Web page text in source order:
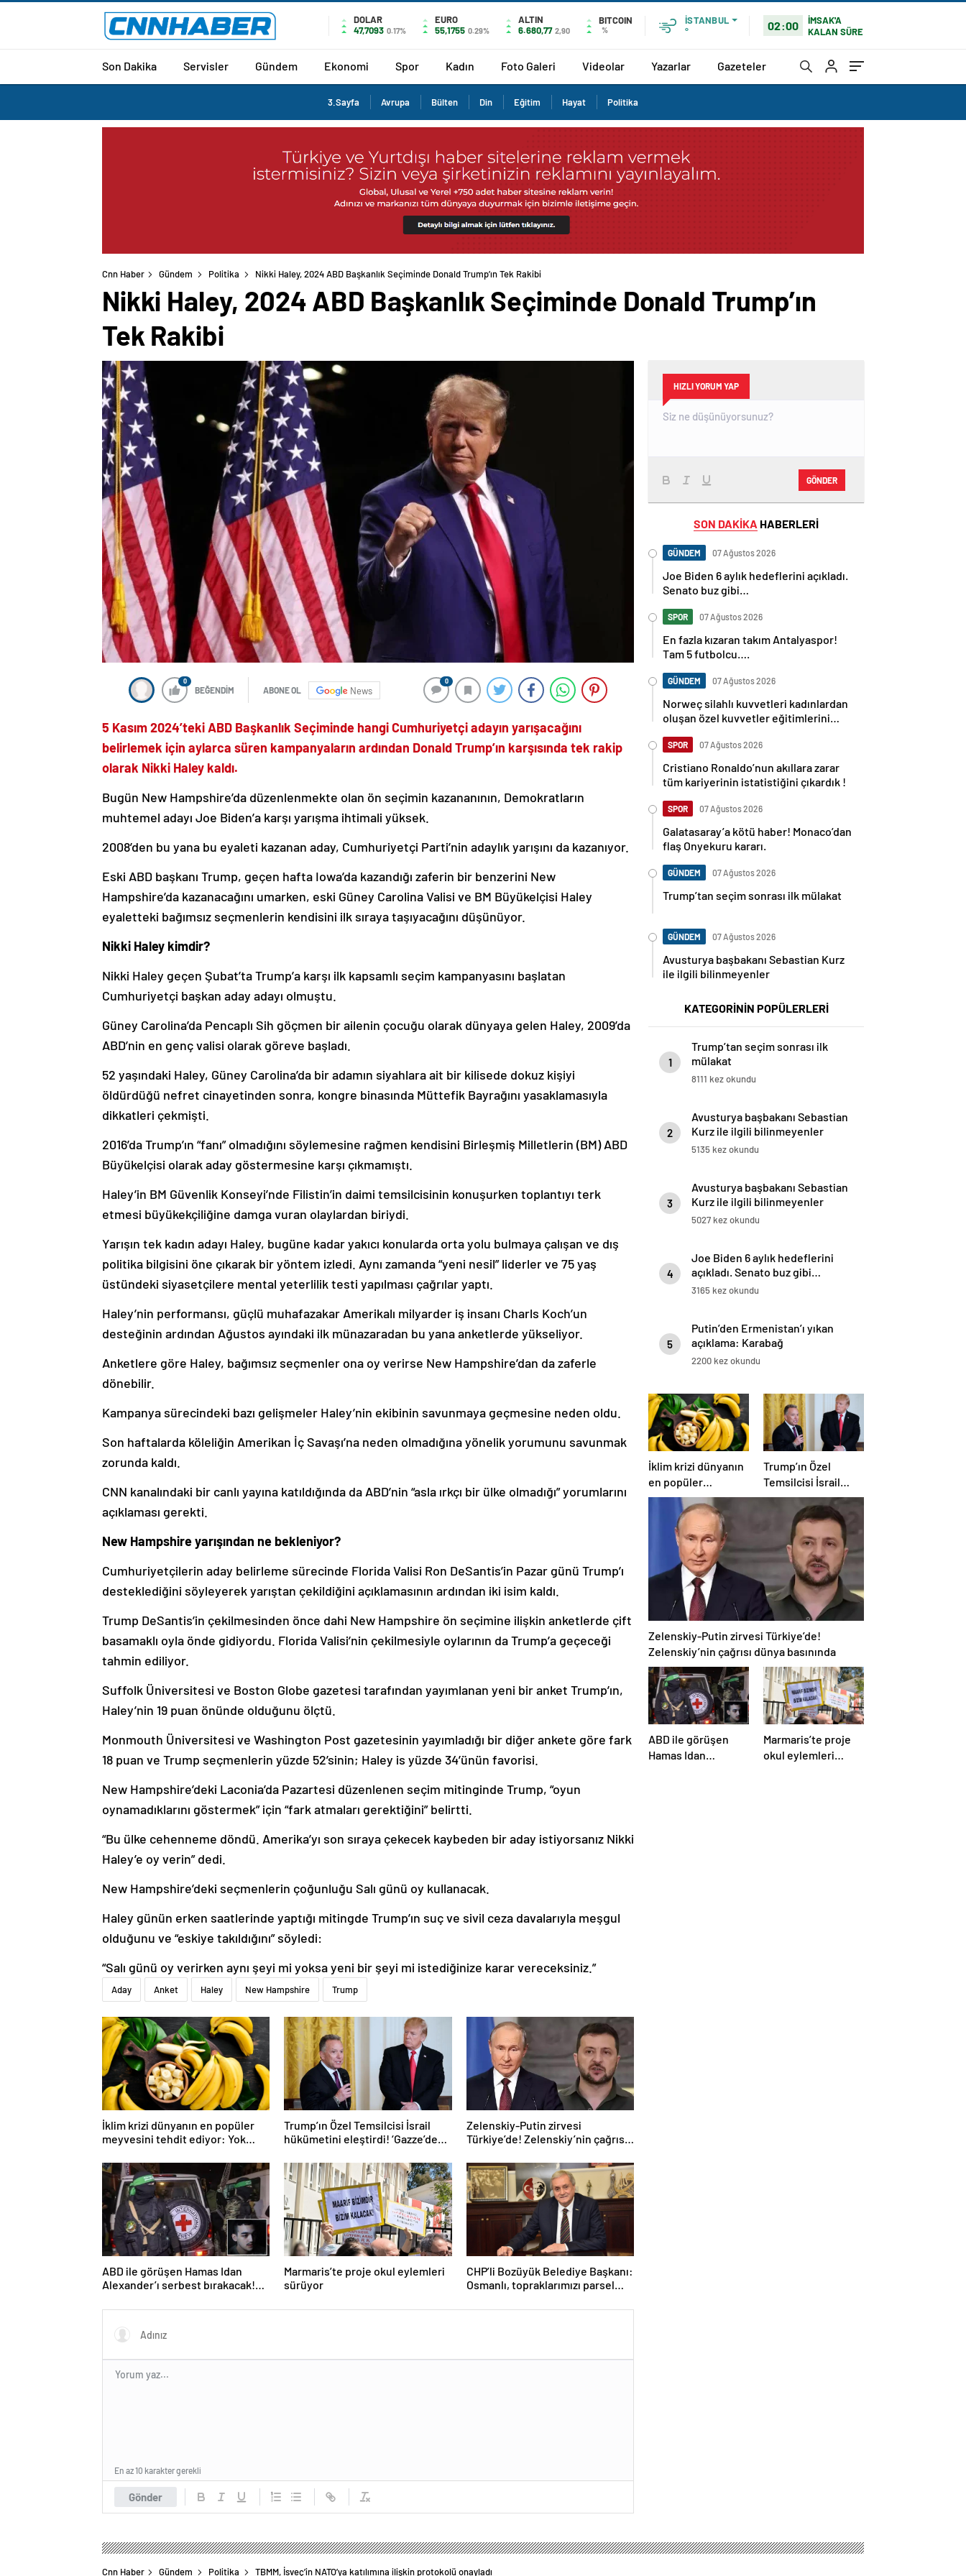
DOLAR
47,7093 0.17%
EURO
55,1755 0.29%
ALTIN
6.680,77 2,90
BITCOIN
%
İSTANBUL
°
02:00
İMSAK'A
KALAN SÜRE
Son Dakika Servisler Gündem Ekonomi Spor Kadın Foto Galeri Videolar Yazarlar Gazeteler
3.Sayfa Avrupa Bülten Din Eğitim Hayat Politika
Cnn Haber Gündem Politika Nikki Haley, 2024 ABD Başkanlık Seçiminde Donald Trump’ın Tek Rakibi
Nikki Haley, 2024 ABD Başkanlık Seçiminde Donald Trump’ın
Tek Rakibi
0
BEĞENDİM ABONE OL News
0
5 Kasım 2024’teki ABD Başkanlık Seçiminde hangi Cumhuriyetçi adayın yarışacağını
belirlemek için aylarca süren kampanyaların ardından Donald Trump’ın karşısında tek rakip
olarak Nikki Haley kaldı.
Bugün New Hampshire’da düzenlenmekte olan ön seçimin kazananının, Demokratların
muhtemel adayı Joe Biden’a karşı yarışma ihtimali yüksek.
2008’den bu yana bu eyaleti kazanan aday, Cumhuriyetçi Parti’nin adaylık yarışını da kazanıyor.
Eski ABD başkanı Trump, geçen hafta Iowa’da kazandığı zaferin bir benzerini New
Hampshire’da kazanacağını umarken, eski Güney Carolina Valisi ve BM Büyükelçisi Haley
eyaletteki bağımsız seçmenlerin kendisini ilk sıraya taşıyacağını düşünüyor.
Nikki Haley kimdir?
Nikki Haley geçen Şubat’ta Trump’a karşı ilk kapsamlı seçim kampanyasını başlatan
Cumhuriyetçi başkan aday adayı olmuştu.
Güney Carolina’da Pencaplı Sih göçmen bir ailenin çocuğu olarak dünyaya gelen Haley, 2009’da
ABD’nin en genç valisi olarak göreve başladı.
52 yaşındaki Haley, Güney Carolina’da bir adamın siyahlara ait bir kilisede dokuz kişiyi
öldürdüğü nefret cinayetinden sonra, kongre binasında Müttefik Bayrağını yasaklamasıyla
dikkatleri çekmişti.
2016’da Trump’ın “fanı” olmadığını söylemesine rağmen kendisini Birleşmiş Milletlerin (BM) ABD
Büyükelçisi olarak aday göstermesine karşı çıkmamıştı.
Haley’in BM Güvenlik Konseyi’nde Filistin’in daimi temsilcisinin konuşurken toplantıyı terk
etmesi büyükekçiliğine damga vuran olaylardan biriydi.
Yarışın tek kadın adayı Haley, bugüne kadar yakıcı konularda orta yolu bulmaya çalışan ve dış
politika bilgisini öne çıkarak bir yöntem izledi. Aynı zamanda “yeni nesil” liderler ve 75 yaş
üstündeki siyasetçilere mental yeterlilik testi yapılması çağrılar yaptı.
Haley’nin performansı, güçlü muhafazakar Amerikalı milyarder iş insanı Charls Koch’un
desteğinin ardından Ağustos ayındaki ilk münazaradan bu yana anketlerde yükseliyor.
Anketlere göre Haley, bağımsız seçmenler ona oy verirse New Hampshire’dan da zaferle
dönebilir.
Kampanya sürecindeki bazı gelişmeler Haley’nin ekibinin savunmaya geçmesine neden oldu.
Son haftalarda köleliğin Amerikan İç Savaşı’na neden olmadığına yönelik yorumunu savunmak
zorunda kaldı.
CNN kanalındaki bir canlı yayına katıldığında da ABD’nin “asla ırkçı bir ülke olmadığı” yorumlarını
açıklaması gerekti.
New Hampshire yarışından ne bekleniyor?
Cumhuriyetçilerin aday belirleme sürecinde Florida Valisi Ron DeSantis’in Pazar günü Trump’ı
desteklediğini söyleyerek yarıştan çekildiğini açıklamasının ardından iki isim kaldı.
Trump DeSantis’in çekilmesinden önce dahi New Hampshire ön seçimine ilişkin anketlerde çift
basamaklı oyla önde gidiyordu. Florida Valisi’nin çekilmesiyle oylarının da Trump’a geçeceği
tahmin ediliyor.
Suffolk Üniversitesi ve Boston Globe gazetesi tarafından yayımlanan yeni bir anket Trump’ın,
Haley’nin 19 puan önünde olduğunu ölçtü.
Monmouth Üniversitesi ve Washington Post gazetesinin yayımladığı bir diğer ankete göre fark
18 puan ve Trump seçmenlerin yüzde 52’sinin; Haley is yüzde 34’ünün favorisi.
New Hampshire’deki Laconia’da Pazartesi düzenlenen seçim mitinginde Trump, “oyun
oynamadıklarını göstermek” için “fark atmaları gerektiğini” belirtti.
“Bu ülke cehenneme döndü. Amerika’yı son sıraya çekecek kaybeden bir aday istiyorsanız Nikki
Haley’e oy verin” dedi.
New Hampshire’deki seçmenlerin çoğunluğu Salı günü oy kullanacak.
Haley günün erken saatlerinde yaptığı mitingde Trump’ın suç ve sivil ceza davalarıyla meşgul
olduğunu ve “eskiye takıldığını” söyledi:
“Salı günü oy verirken aynı şeyi mi yoksa yeni bir şeyi mi istediğinize karar vereceksiniz.”
Aday Anket Haley New Hampshire Trump
İklim krizi dünyanın en popüler
meyvesini tehdit ediyor: Yok
Trump’ın Özel Temsilcisi İsrail
hükümetini eleştirdi! ‘Gazze’deki
Zelenskiy-Putin zirvesi
Türkiye’de! Zelenskiy’nin çağrısı
ABD ile görüşen Hamas Idan
Alexander’ı serbest bırakacak!
Marmaris’te proje okul eylemleri
sürüyor
CHP’li Bozüyük Belediye Başkanı:
Osmanlı, topraklarımızı parsel
Gönder
En az 10 karakter gerekli
HIZLI YORUM YAP
GÖNDER
SON DAKİKA HABERLERİ
GÜNDEM 07 Ağustos 2026
Joe Biden 6 aylık hedeflerini açıkladı.
Senato buz gibi…
SPOR 07 Ağustos 2026
En fazla kızaran takım Antalyaspor!
Tam 5 futbolcu….
GÜNDEM 07 Ağustos 2026
Norweç silahlı kuvvetleri kadınlardan
oluşan özel kuvvetler eğitimlerini
SPOR 07 Ağustos 2026
Cristiano Ronaldo’nun akıllara zarar
tüm kariyerinin istatistiğini çıkardık !
SPOR 07 Ağustos 2026
Galatasaray’a kötü haber! Monaco’dan
flaş Onyekuru kararı.
GÜNDEM 07 Ağustos 2026
Trump’tan seçim sonrası ilk mülakat
GÜNDEM 07 Ağustos 2026
Avusturya başbakanı Sebastian Kurz
ile ilgili bilinmeyenler
KATEGORİNİN POPÜLERLERİ
1
Trump’tan seçim sonrası ilk
mülakat
8111 kez okundu
2
Avusturya başbakanı Sebastian
Kurz ile ilgili bilinmeyenler
5135 kez okundu
3
Avusturya başbakanı Sebastian
Kurz ile ilgili bilinmeyenler
5027 kez okundu
4
Joe Biden 6 aylık hedeflerini
açıkladı. Senato buz gibi…
3165 kez okundu
5
Putin’den Ermenistan’ı yıkan
açıklama: Karabağ
Azerbaycan’ın ayrılmaz bir
2200 kez okundu
İklim krizi dünyanın
en popüler
meyvesini tehdit
ediyor: Yok olma
tehlikesi ile karşı
karşıya
Trump’ın Özel
Temsilcisi İsrail
hükümetini
eleştirdi!
‘Gazze’deki savaşı
uzatıyorlar’
Zelenskiy-Putin zirvesi Türkiye’de!
Zelenskiy’nin çağrısı dünya basınında
ABD ile görüşen
Hamas Idan
Marmaris’te proje
okul eylemleri
Cnn Haber Gündem Politika TBMM, İsveç’in NATO’ya katılımına ilişkin protokolü onayladı